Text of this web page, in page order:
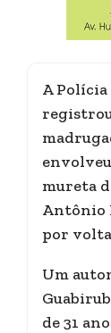
A
mureta
Antônio
por volta
Um
de 31